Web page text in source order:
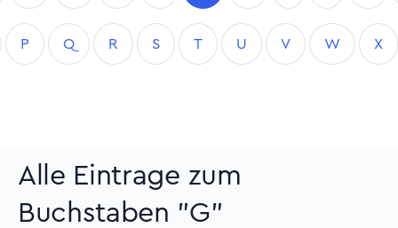
P Q R S T U V W X
Alle Eintrage zum
Buchstaben "G"